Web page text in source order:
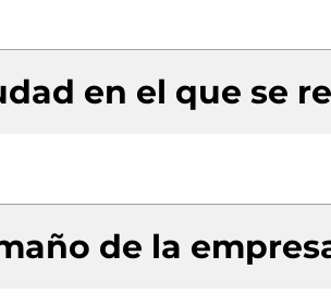
en el que se
de la